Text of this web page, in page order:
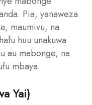
Pia, yanaweza
maumivu, na
huu unakuwa
au mabonge, na
mbaya.
Yai)